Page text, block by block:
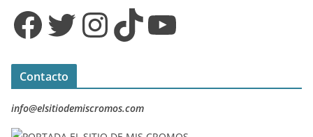
Facebook Twitter InstagramTikTok YouTube
Contacto
info@elsitiodemiscromos.com